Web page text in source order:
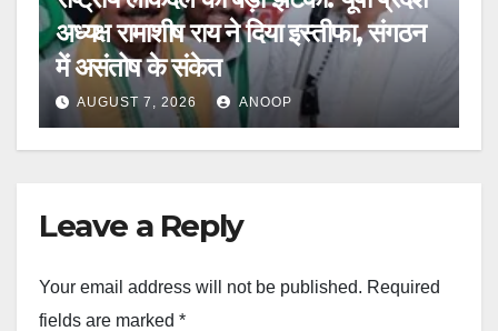
अध्यक्ष रामाशीष राय ने दिया इस्तीफा, संगठन
में असंतोष के संकेत
AUGUST 7, 2026 ANOOP
Leave a Reply
Your email address will not be published. Required
fields are marked *